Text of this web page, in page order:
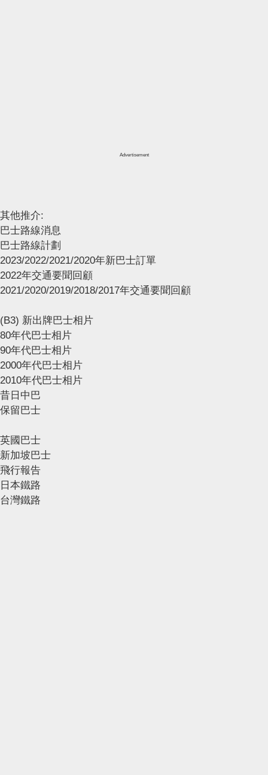
Advertisement
其他推介:
巴士路線消息
巴士路線計劃
2023/2022/2021/2020年新巴士訂單
2022年交通要聞回顧
2021/2020/2019/2018/2017年交通要聞回顧
(B3) 新出牌巴士相片
80年代巴士相片
90年代巴士相片
2000年代巴士相片
2010年代巴士相片
昔日中巴
保留巴士
英國巴士
新加坡巴士
飛行報告
日本鐵路
台灣鐵路